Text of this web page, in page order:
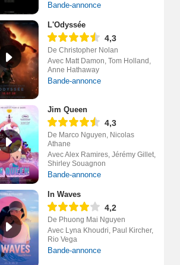
Bande-annonce
L'Odyssée
4,3
De Christopher Nolan
Avec Matt Damon, Tom Holland,
Anne Hathaway
Bande-annonce
Jim Queen
4,3
De Marco Nguyen, Nicolas
Athane
Avec Alex Ramires, Jérémy Gillet,
Shirley Souagnon
Bande-annonce
In Waves
4,2
De Phuong Mai Nguyen
Avec Lyna Khoudri, Paul Kircher,
Rio Vega
Bande-annonce